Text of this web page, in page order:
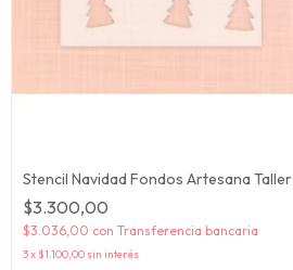
Stencil Navidad Fondos Artesana Taller
$3.300,00
$3.036,00 con Transferencia bancaria
3x $1.100,00 sin interés